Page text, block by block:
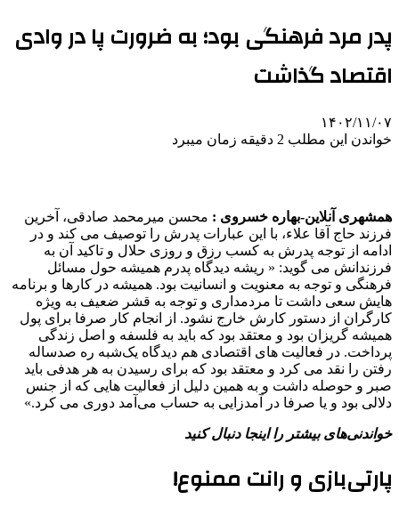
پدر مرد فرهنگی بود؛ به ضرورت پا در وادی
اقتصاد گذاشت
۱۴۰۲/۱۱/۰۷
خواندن این مطلب 2 دقیقه زمان میبرد
همشهری آنلاین-بهاره خسروی : محسن میرمحمد صادقی، آخرین
فرزند حاج آقا علاء، با این عبارات پدرش را توصیف می کند و در
ادامه از توجه پدرش به کسب رزق و روزی حلال و تاکید آن به
فرزندانش می گوید: « ریشه دیدگاه پدرم همیشه حول مسائل
فرهنگی و توجه به معنویت و انسانیت بود. همیشه در کارها و برنامه
هایش سعی داشت تا مردمداری و توجه به قشر ضعیف به ویژه
کارگران از دستور کارش خارج نشود. از انجام کار صرفا برای پول
همیشه گریزان بود و معتقد بود که باید به فلسفه و اصل زندگی
پرداخت. در فعالیت های اقتصادی هم دیدگاه یک‌شبه ره صدساله
رفتن را نقد می کرد و معتقد بود که برای رسیدن به هر هدفی باید
صبر و حوصله داشت و به همین دلیل از فعالیت هایی که از جنس
دلالی بود و یا صرفا در آمدزایی به حساب می‌آمد دوری می کرد.»
خواندنی‌های بیشتر را اینجا دنبال کنید
پارتی‌بازی و رانت ممنوع!